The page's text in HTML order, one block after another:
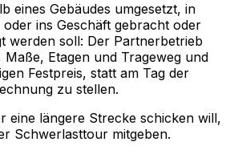
eines Gebäudes umgesetzt, in
ins Geschäft gebracht oder
werden soll: Der Partnerbetrieb
Etagen und Trageweg und
Festpreis, statt am Tag der
zu stellen.
eine längere Strecke schicken will,
Schwerlasttour mitgeben.